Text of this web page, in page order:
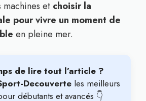
machines et choisir la
pour vivre un moment de
en pleine mer.
de lire tout l’article ?
Decouverte les meilleurs
débutants et avancés 👇